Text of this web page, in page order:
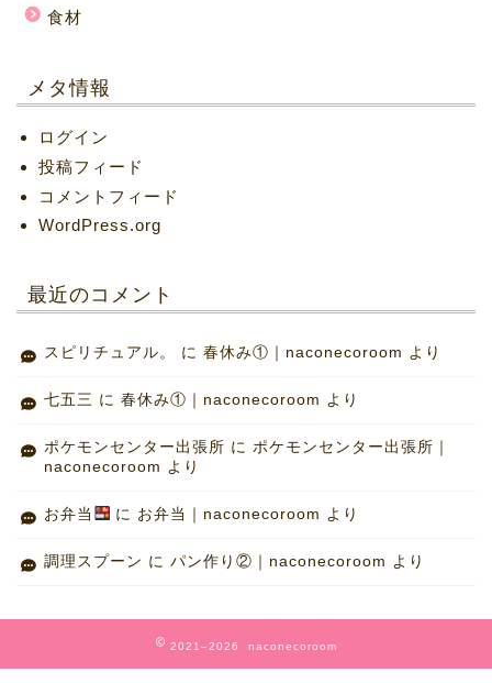
食材
メタ情報
ログイン
投稿フィード
コメントフィード
WordPress.org
最近のコメント
スピリチュアル。 に 春休み①｜naconecoroom より
七五三 に 春休み①｜naconecoroom より
ポケモンセンター出張所 に ポケモンセンター出張所｜
naconecoroom より
お弁当 に お弁当｜naconecoroom より
調理スプーン に パン作り②｜naconecoroom より
2021–2026 naconecoroom